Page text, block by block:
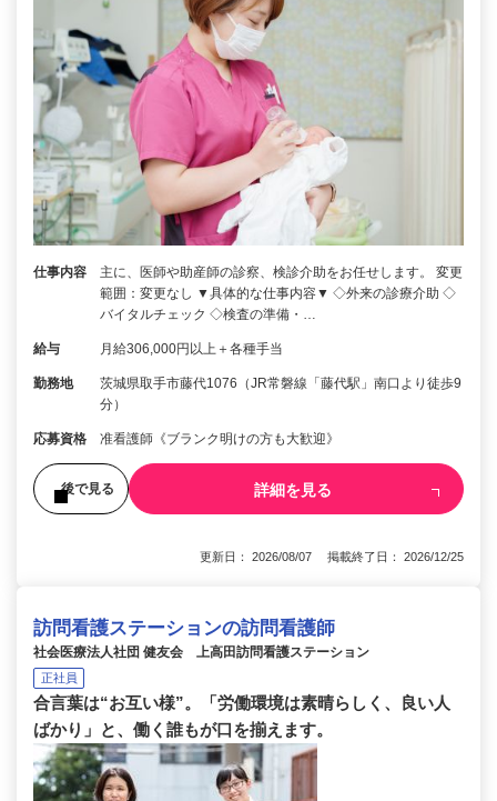
仕事内容
主に、医師や助産師の診察、検診介助をお任せします。 変更
範囲：変更なし ▼具体的な仕事内容▼ ◇外来の診療介助 ◇
バイタルチェック ◇検査の準備・…
給与 月給306,000円以上＋各種手当
勤務地
茨城県取手市藤代1076（JR常磐線「藤代駅」南口より徒歩9
分）
応募資格 准看護師《ブランク明けの方も大歓迎》
後で見る 詳細を見る
更新日： 2026/08/07 掲載終了日： 2026/12/25
訪問看護ステーションの訪問看護師
社会医療法人社団 健友会 上高田訪問看護ステーション
正社員
合言葉は“お互い様”。「労働環境は素晴らしく、良い人
ばかり」と、働く誰もが口を揃えます。